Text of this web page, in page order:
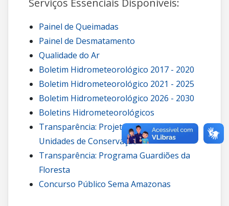
Serviços Essenciais Disponíveis:
Painel de Queimadas
Painel de Desmatamento
Qualidade do Ar
Boletim Hidrometeorológico 2017 - 2020
Boletim Hidrometeorológico 2021 - 2025
Boletim Hidrometeorológico 2026 - 2030
Boletins Hidrometeorológicos
Transparência: Projetos de carbono em
Unidades de Conservação
Transparência: Programa Guardiões da
Floresta
Concurso Público Sema Amazonas